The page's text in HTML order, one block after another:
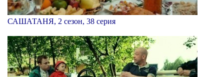
САШАТАНЯ, 2 сезон, 38 серия